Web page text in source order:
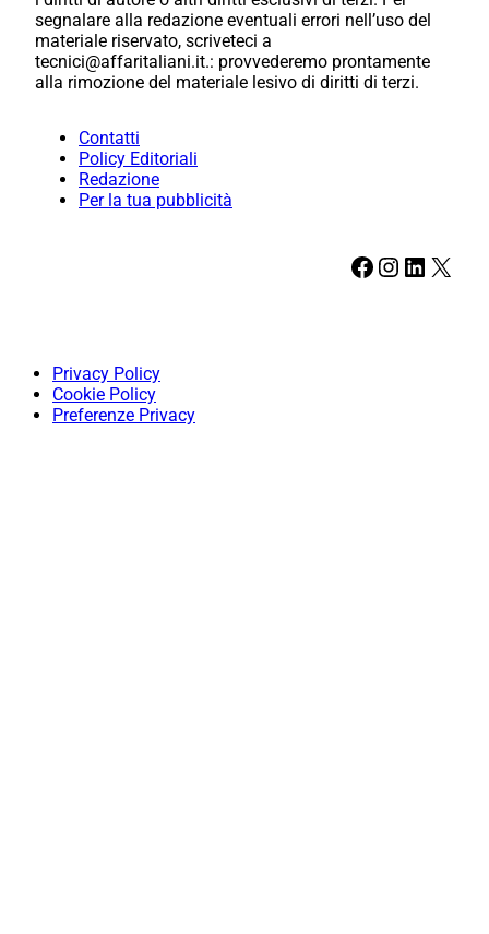
segnalare alla redazione eventuali errori nell’uso del
materiale riservato, scriveteci a
tecnici@affaritaliani.it.: provvederemo prontamente
alla rimozione del materiale lesivo di diritti di terzi.
Contatti
Policy Editoriali
Redazione
Per la tua pubblicità
Facebook Instagram LinkedIn X
Privacy Policy
Cookie Policy
Preferenze Privacy